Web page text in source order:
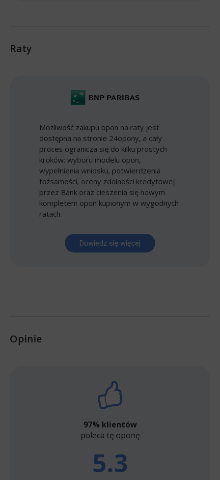
Raty
Możliwość zakupu opon na raty jest
dostępna na stronie 24opony, a cały
proces ogranicza się do kilku prostych
kroków: wyboru modelu opon,
wypełnienia wniosku, potwierdzenia
tożsamości, oceny zdolności kredytowej
przez Bank oraz cieszenia się nowym
kompletem opon kupionym w wygodnych
ratach.
Dowiedz się więcej
Opinie
97% klientów
poleca tę oponę
5.3